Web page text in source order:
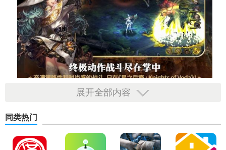
1. 角色养成：玩家可以自由选择并培养多个角色，提升等
级、学习技能、装备武器。
展开全部内容
同类热门